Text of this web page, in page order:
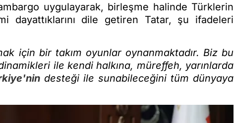
uygulayarak, birleşme halinde Türklerin
dayattıklarını dile getiren Tatar, şu ifadeleri
için bir takım oyunlar oynanmaktadır. Biz bu
ile kendi halkına, müreffeh, yarınlarda
desteği ile sunabileceğini tüm dünyaya